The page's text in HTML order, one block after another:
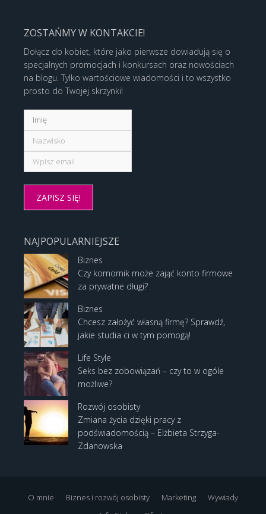
ZOSTAŃMY W KONTAKCIE!
Dołącz do kobiet, które jako pierwsze dowiadują się o
specjalnych promocjach i konkursach oraz nowościach
na blogu. Tylko wartościowe wiadomości i to wszystko
prosto do Twojej skrzynki!
NAJPOPULARNIEJSZE
Biznes
Czy komornik może zająć konto firmowe
za prywatne długi?
Biznes
Chcesz założyć własną firmę? Sprawdź,
jakie studia ci w tym pomogą!
Life Style
Seks bez zobowiązań – czy to w ogóle
możliwe?
Rozwój osobisty
Zmiana życia dzięki pracy z
podświadomością – Elżbieta Strzyga-
Zdanowska
O mnie Biznes i rozwój osobisty Marketing
Wywiady